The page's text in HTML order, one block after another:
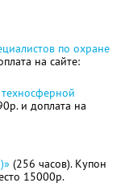
по охране
на сайте:
и доплата на
(256 часов). Купон
15000р.